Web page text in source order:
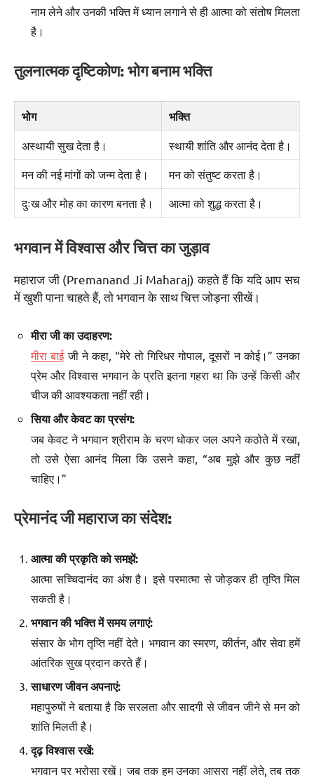
नाम लेने और उनकी भक्ति में ध्यान लगाने से ही आत्मा को संतोष मिलता
है।
तुलनात्मक दृष्टिकोण: भोग बनाम भक्ति
भोग भक्ति
अस्थायी सुख देता है। स्थायी शांति और आनंद देता है।
मन की नई मांगों को जन्म देता है। मन को संतुष्ट करता है।
दुःख और मोह का कारण बनता है। आत्मा को शुद्ध करता है।
भगवान में विश्वास और चित्त का जुड़ाव
महाराज जी (Premanand Ji Maharaj) कहते हैं कि यदि आप सच
में खुशी पाना चाहते हैं, तो भगवान के साथ चित्त जोड़ना सीखें।
मीरा जी का उदाहरण:
मीरा बाईजी ने कहा, “मेरे तो गिरिधर गोपाल, दूसरों न कोई।” उनका
प्रेम और विश्वास भगवान के प्रति इतना गहरा था कि उन्हें किसी और
चीज की आवश्यकता नहीं रही।
सिया और केवट का प्रसंग:
जब केवट ने भगवान श्रीराम के चरण धोकर जल अपने कठोते में रखा,
तो उसे ऐसा आनंद मिला कि उसने कहा, “अब मुझे और कुछ नहीं
चाहिए।”
प्रेमानंद जी महाराज का संदेश:
आत्मा की प्रकृति को समझें:
आत्मा सच्चिदानंद का अंश है। इसे परमात्मा से जोड़कर ही तृप्ति मिल
सकती है।
भगवान की भक्ति में समय लगाएं:
संसार के भोग तृप्ति नहीं देते। भगवान का स्मरण, कीर्तन, और सेवा हमें
आंतरिक सुख प्रदान करते हैं।
साधारण जीवन अपनाएं:
महापुरुषों ने बताया है कि सरलता और सादगी से जीवन जीने से मन को
शांति मिलती है।
दृढ़ विश्वास रखें:
भगवान पर भरोसा रखें। जब तक हम उनका आसरा नहीं लेते, तब तक